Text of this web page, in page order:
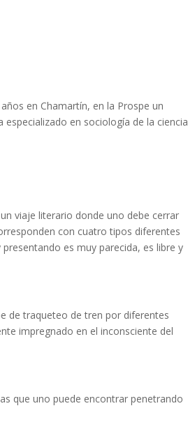
en Chamartín, en la Prospe un
en sociología de la ciencia
viaje literario donde uno debe cerrar
con cuatro tipos diferentes
es muy parecida, es libre y
de traqueteo de tren por diferentes
impregnado en el inconsciente del
que uno puede encontrar penetrando